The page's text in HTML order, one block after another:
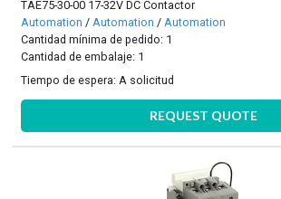
TAE75-30-00 17-32V DC Contactor
Automation /Automation /Automation
Cantidad mínima de pedido: 1
Cantidad de embalaje: 1
Tiempo de espera: A solicitud
REQUEST QUOTE